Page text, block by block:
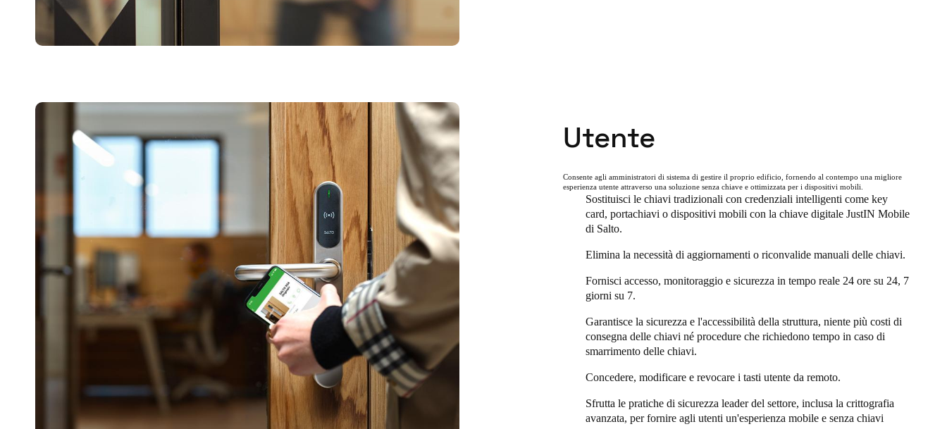
Utente
Consente agli amministratori di sistema di gestire il proprio edificio, fornendo al contempo una migliore
esperienza utente attraverso una soluzione senza chiave e ottimizzata per i dispositivi mobili.
Sostituisci le chiavi tradizionali con credenziali intelligenti come key
card, portachiavi o dispositivi mobili con la chiave digitale JustIN Mobile
di Salto.
Elimina la necessità di aggiornamenti o riconvalide manuali delle chiavi.
Fornisci accesso, monitoraggio e sicurezza in tempo reale 24 ore su 24, 7
giorni su 7.
Garantisce la sicurezza e l'accessibilità della struttura, niente più costi di
consegna delle chiavi né procedure che richiedono tempo in caso di
smarrimento delle chiavi.
Concedere, modificare e revocare i tasti utente da remoto.
Sfrutta le pratiche di sicurezza leader del settore, inclusa la crittografia
avanzata, per fornire agli utenti un'esperienza mobile e senza chiavi